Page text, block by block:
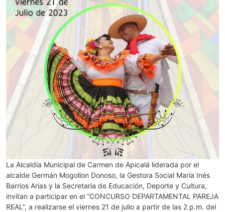
La Alcaldia Municipal de Carmen de Apicalá liderada por el
alcalde Germán Mogollon Donoso, la Gestora Social María Inés
Barrios Arias y la Secretaria de Educación, Deporte y Cultura,
invitan a participar en el “CONCURSO DEPARTAMENTAL PAREJA
REAL”, a realizarse el viernes 21 de julio a partir de las 2 p.m. del